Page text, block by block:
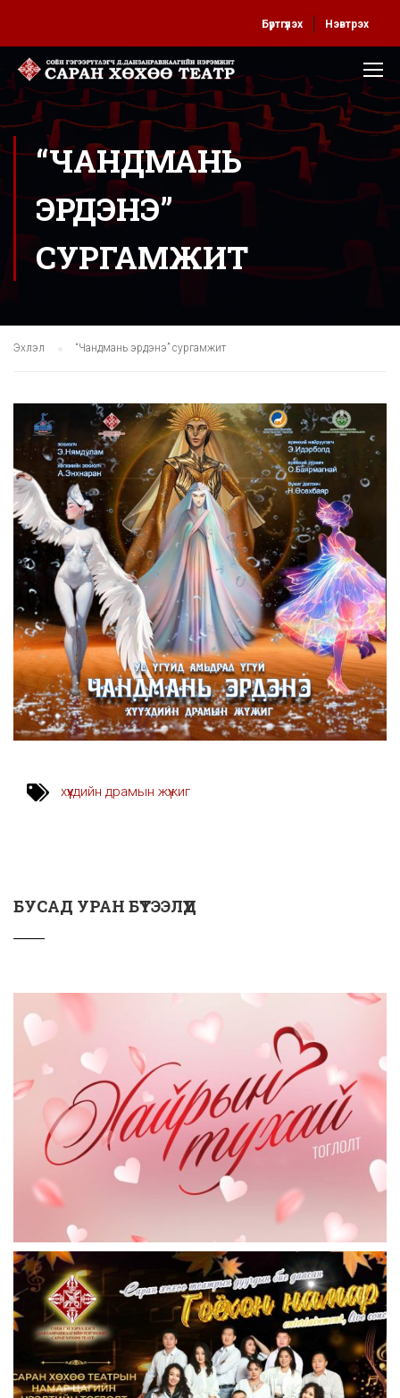
Бүртгүүлэх Нэвтрэх
“ЧАНДМАНЬ
ЭРДЭНЭ”
СУРГАМЖИТ
Эхлэл “Чандмань эрдэнэ” сургамжит
хүүхдийн драмын жүжиг
БУСАД УРАН БҮТЭЭЛҮҮД